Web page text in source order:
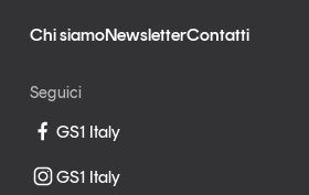
Chi siamoNewsletterContatti
Seguici
GS1 Italy
GS1 Italy